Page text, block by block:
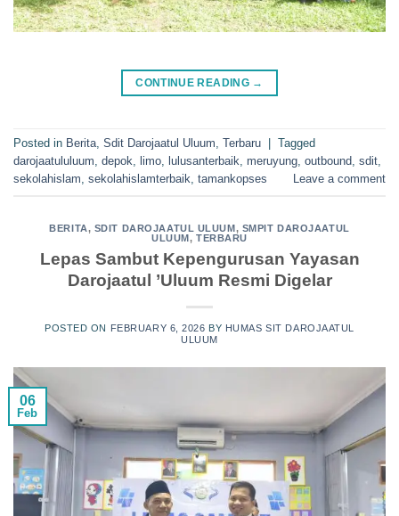
CONTINUE READING →
Posted in Berita, Sdit Darojaatul Uluum, Terbaru
Tagged
darojaatululuum, depok, limo, lulusanterbaik, meruyung, outbound, sdit,
sekolahislam, sekolahislamterbaik, tamankopses Leave a comment
BERITA, SDIT DAROJAATUL ULUUM, SMPIT DAROJAATUL
ULUUM, TERBARU
Lepas Sambut Kepengurusan Yayasan
Darojaatul ’Uluum Resmi Digelar
POSTED ON FEBRUARY 6, 2026 BY HUMAS SIT DAROJAATUL
ULUUM
06
Feb